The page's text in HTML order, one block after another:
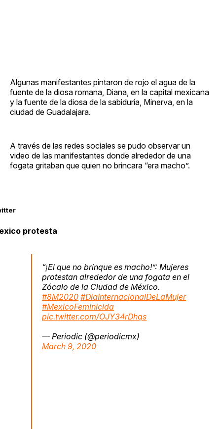
Algunas manifestantes pintaron de rojo el agua de la
fuente de la diosa romana, Diana, en la capital mexicana
y la fuente de la diosa de la sabiduría, Minerva, en la
ciudad de Guadalajara.
A través de las redes sociales se pudo observar un
video de las manifestantes donde alrededor de una
fogata gritaban que quien no brincara “era macho”.
protesta
“¡El que no brinque es macho!”: Mujeres
protestan alrededor de una fogata en el
Zócalo de la Ciudad de México.
#8M2020 #DiaInternacionalDeLaMujer
#MexicoFeminicida
pic.twitter.com/OJY34rDhqs
— Periodic (@periodicmx)
March 9, 2020